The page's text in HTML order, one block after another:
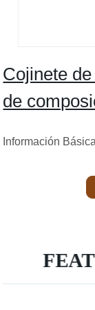
Cojinete
de
Información Básica